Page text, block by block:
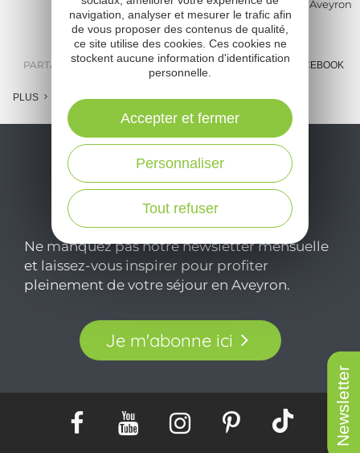
Newsletter
Tourisme Aveyron
PARTAGER : E-MAIL MESSENGER FACEBOOK
PLUS
Ne manquez pas notre newsletter mensuelle
et laissez-vous inspirer pour profiter
pleinement de votre séjour en Aveyron.
Je m'abonne ici
navigation, analyser et mesurer le trafic afin
de vous proposer des contenus de qualité,
ce site utilise des cookies. Ces cookies ne
stockent aucune information d'identification
personnelle.
Tout refuser
Personnaliser
Accepter et fermer